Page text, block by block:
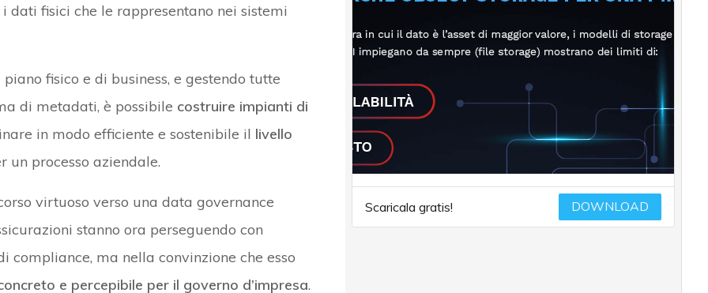
fisici che le rappresentano nei sistemi
fisico e di business, e gestendo tutte
di metadati, è possibile costruire impianti di
in modo efficiente e sostenibile il livello
un processo aziendale.
virtuoso verso una data governance
stanno ora perseguendo con
compliance, ma nella convinzione che esso
e percepibile per il governo d’impresa.
Scaricala gratis! DOWNLOAD